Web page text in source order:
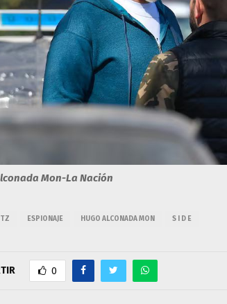
Mon-La Nación
ESPIONAJE HUGO ALCONADA MON S I D E
0